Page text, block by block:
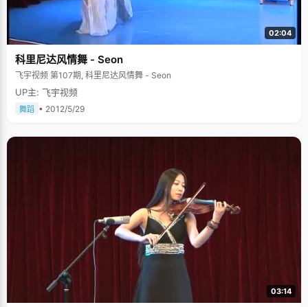
02:04
科里尼达风情舞 - Seon
飞宇视频 第107期, 科里尼达风情舞 - Seon
UP主: 飞宇视频
舞蹈 • 2012/5/29
03:14